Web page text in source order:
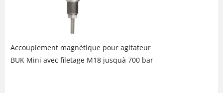
Accouplement magnétique pour agitateur
BUK Mini avec filetage M18 jusquà 700 bar